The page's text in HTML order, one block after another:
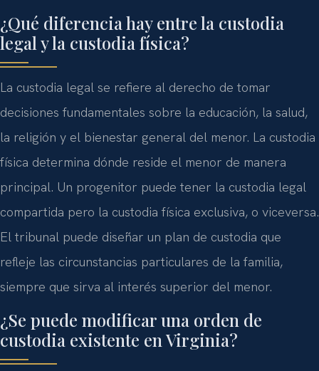
¿Qué diferencia hay entre la custodia
legal y la custodia física?
La custodia legal se refiere al derecho de tomar
decisiones fundamentales sobre la educación, la salud,
la religión y el bienestar general del menor. La custodia
física determina dónde reside el menor de manera
principal. Un progenitor puede tener la custodia legal
compartida pero la custodia física exclusiva, o viceversa.
El tribunal puede diseñar un plan de custodia que
refleje las circunstancias particulares de la familia,
siempre que sirva al interés superior del menor.
¿Se puede modificar una orden de
custodia existente en Virginia?